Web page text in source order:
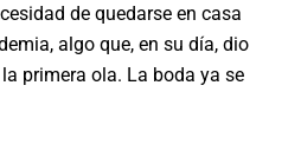
de quedarse en casa
algo que, en su día, dio
primera ola. La boda ya se